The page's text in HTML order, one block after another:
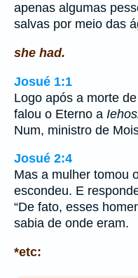
apenas algumas
salvas por meio das
she had.
Josué 1:1
Logo após a morte
falou o Eterno a
Num, ministro de
Josué 2:4
Mas a mulher tomou
escondeu. E
“De fato, esses
sabia de onde eram.
*etc: